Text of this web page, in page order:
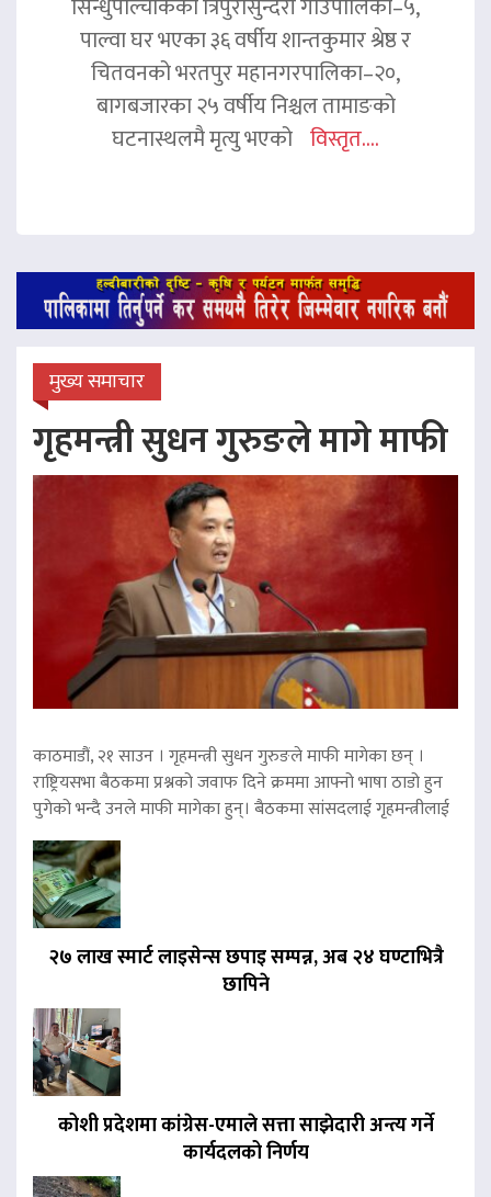
पाल्वा घर भएका ३६ वर्षीय शान्तकुमार श्रेष्ठ र
चितवनको भरतपुर महानगरपालिका–२०,
बागबजारका २५ वर्षीय निश्चल तामाङको
घटनास्थलमै मृत्यु भएको विस्तृत....
मुख्य समाचार
गृहमन्त्री सुधन गुरुङले मागे माफी
काठमाडौं, २१ साउन । गृहमन्त्री सुधन गुरुङले माफी मागेका छन् ।
राष्ट्रियसभा बैठकमा प्रश्नको जवाफ दिने क्रममा आफ्नो भाषा ठाडो हुन
पुगेको भन्दै उनले माफी मागेका हुन्। बैठकमा सांसदलाई गृहमन्त्रीलाई
२७ लाख स्मार्ट लाइसेन्स छपाइ सम्पन्न, अब २४ घण्टाभित्रै
छापिने
कोशी प्रदेशमा कांग्रेस-एमाले सत्ता साझेदारी अन्त्य गर्ने
कार्यदलको निर्णय